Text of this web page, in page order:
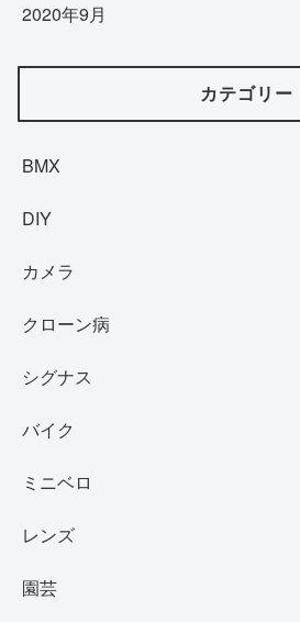
2020年9月
カテゴリー
BMX
DIY
カメラ
クローン病
シグナス
バイク
ミニベロ
レンズ
園芸